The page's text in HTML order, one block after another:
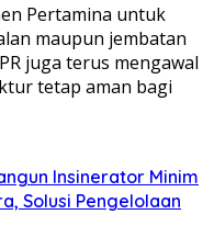
Pertamina untuk
maupun jembatan
juga terus mengawal
tetap aman bagi
Insinerator Minim
Solusi Pengelolaan